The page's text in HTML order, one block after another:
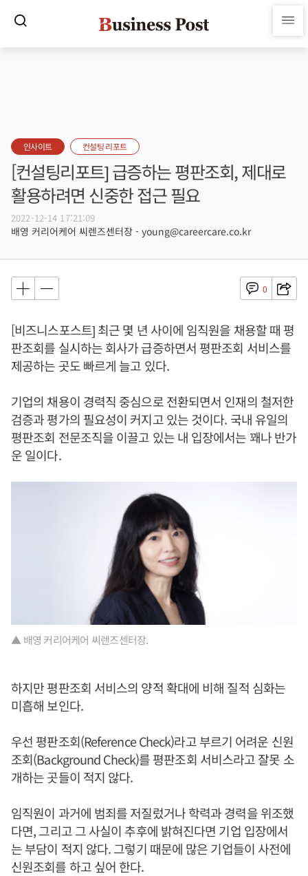
인사이트 컨설팅 리포트
[컨설팅리포트] 급증하는 평판조회, 제대로
활용하려면 신중한 접근 필요
2022-12-14 17:21:09
배영 커리어케어 씨렌즈센터장 - young@careercare.co.kr
0
[비즈니스포스트] 최근 몇 년 사이에 임직원을 채용할 때 평
판조회를 실시하는 회사가 급증하면서 평판조회 서비스를
제공하는 곳도 빠르게 늘고 있다.
기업의 채용이 경력직 중심으로 전환되면서 인재의 철저한
검증과 평가의 필요성이 커지고 있는 것이다. 국내 유일의
평판조회 전문조직을 이끌고 있는 내 입장에서는 꽤나 반가
운 일이다.
▲ 배영 커리어케어 씨렌즈센터장.
하지만 평판조회 서비스의 양적 확대에 비해 질적 심화는
미흡해 보인다.
우선 평판조회(Reference Check)라고 부르기 어려운 신원
조회(Background Check)를 평판조회 서비스라고 잘못 소
개하는 곳들이 적지 않다.
임직원이 과거에 범죄를 저질렀거나 학력과 경력을 위조했
다면, 그리고 그 사실이 추후에 밝혀진다면 기업 입장에서
는 부담이 적지 않다. 그렇기 때문에 많은 기업들이 사전에
신원조회를 하고 싶어 한다.